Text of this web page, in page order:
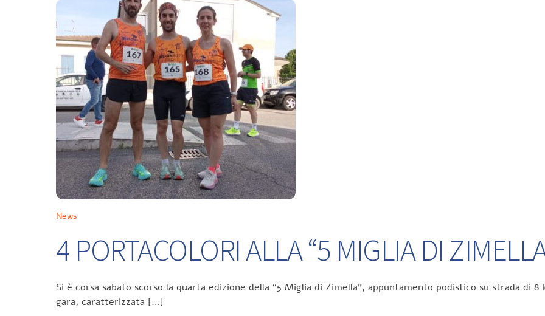
News
4 PORTACOLORI ALLA “5 MIGLIA DI
Si è corsa sabato scorso la quarta edizione della “5 Miglia di Zimella”, appuntamento podistico su strada di
gara, caratterizzata […]